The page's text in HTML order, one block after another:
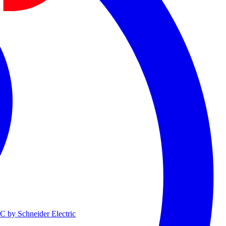
by Schneider Electric